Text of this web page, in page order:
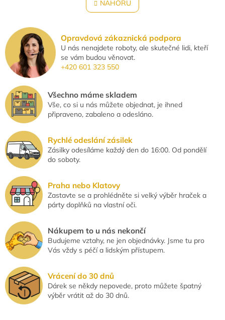
l
á
a
c
í
p
r
k
y
v
ý
i
s
n
k
á
n
í
NAHORU
Opravdová zákaznická podpora
U nás nenajdete roboty, ale skutečné lidi, kteří
se vám budou věnovat.
+420 601 323 550
Všechno máme skladem
Vše, co si u nás můžete objednat, je ihned
připraveno, zabaleno a odesláno.
Rychlé odeslání zásilek
Zásilky odesíláme každý den do 16:00. Od pondělí
do soboty.
Praha nebo Klatovy
Zastavte se a prohlédněte si velký výběr hraček a
párty doplňků na vlastní oči.
Nákupem to u nás nekončí
Budujeme vztahy, ne jen objednávky. Jsme tu pro
Vás vždy s péčí a lidským přístupem.
Vrácení do 30 dnů
Dárek se někdy nepovede, proto můžete špatný
výběr vrátit až do 30 dnů.